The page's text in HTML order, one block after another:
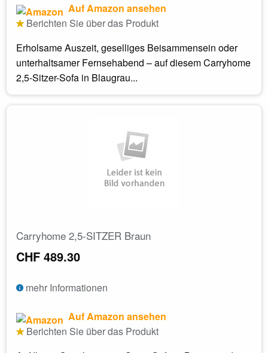
Auf Amazon ansehen
Berichten Sie über das Produkt
Erholsame Auszeit, geselliges Beisammensein oder
unterhaltsamer Fernsehabend – auf diesem Carryhome
2,5-Sitzer-Sofa in Blaugrau...
Carryhome 2,5-SITZER Braun
CHF 489.30
mehr Informationen
Auf Amazon ansehen
Berichten Sie über das Produkt